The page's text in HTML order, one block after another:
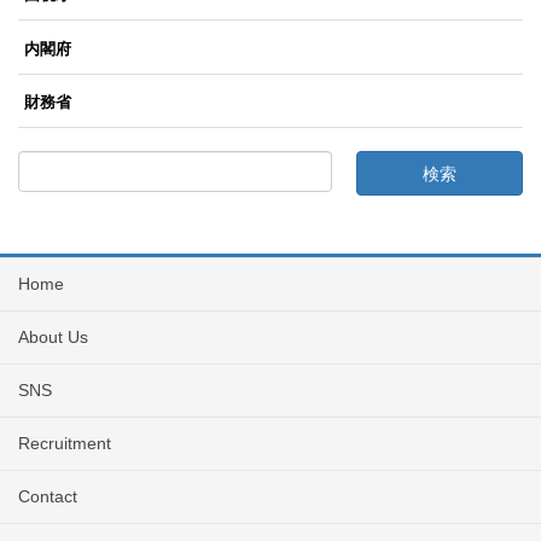
内閣府
財務省
Home
About Us
SNS
Recruitment
Contact